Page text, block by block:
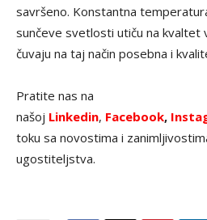
savršeno. Konstantna
sunčeve svetlosti utiču na kvaltet
čuvaju na taj način posebna i
Pratite nas na
našoj Linkedin, Facebook,
toku sa novostima i
ugostiteljstva.